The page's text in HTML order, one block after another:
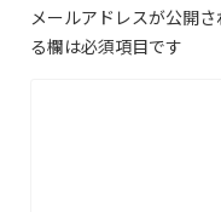
メールアドレスが公開さ
る欄は必須項目です